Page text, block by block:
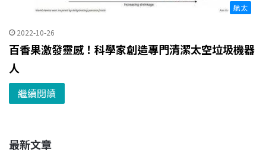
航太
2022-10-26
百香果激發靈感！科學家創造專門清潔太空垃圾機器
人
繼續閱讀
最新文章